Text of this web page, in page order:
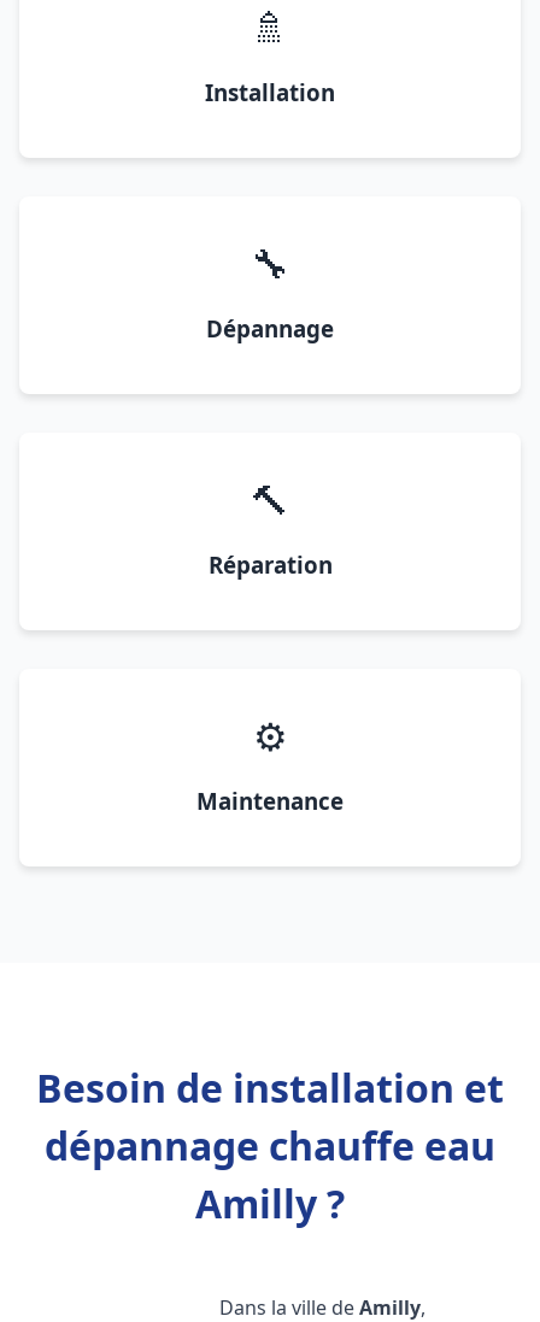
🚿
Installation
🔧
Dépannage
🔨
Réparation
⚙️
Maintenance
Besoin de installation et
dépannage chauffe eau
Amilly ?
Dans la ville deAmilly,